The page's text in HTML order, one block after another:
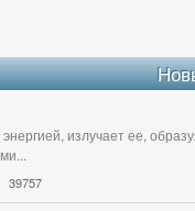
излучает ее,
39757